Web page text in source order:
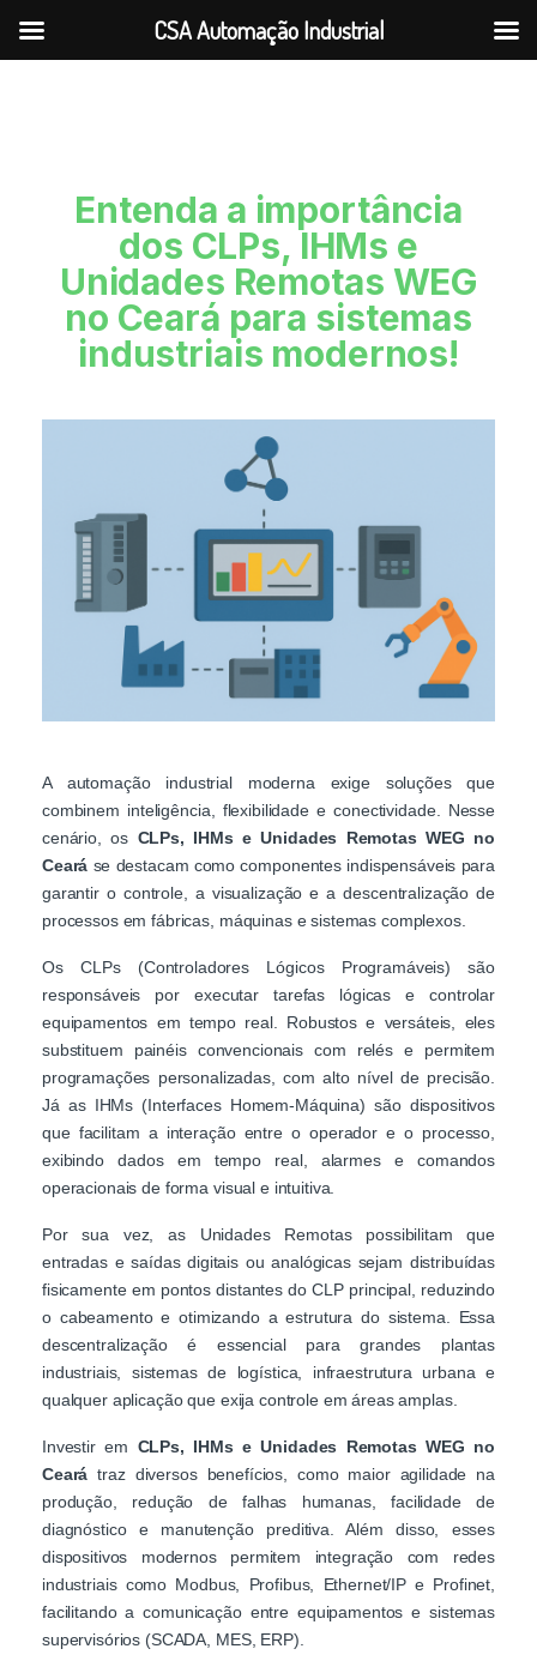
Entenda a importância
dos CLPs, IHMs e
Unidades Remotas WEG
no Ceará para sistemas
industriais modernos!
A automação industrial moderna exige soluções que
combinem inteligência, flexibilidade e conectividade. Nesse
cenário, os CLPs, IHMs e Unidades Remotas WEG no
Ceará se destacam como componentes indispensáveis para
garantir o controle, a visualização e a descentralização de
processos em fábricas, máquinas e sistemas complexos.
Os CLPs (Controladores Lógicos Programáveis) são
responsáveis por executar tarefas lógicas e controlar
equipamentos em tempo real. Robustos e versáteis, eles
substituem painéis convencionais com relés e permitem
programações personalizadas, com alto nível de precisão.
Já as IHMs (Interfaces Homem-Máquina) são dispositivos
que facilitam a interação entre o operador e o processo,
exibindo dados em tempo real, alarmes e comandos
operacionais de forma visual e intuitiva.
Por sua vez, as Unidades Remotas possibilitam que
entradas e saídas digitais ou analógicas sejam distribuídas
fisicamente em pontos distantes do CLP principal, reduzindo
o cabeamento e otimizando a estrutura do sistema. Essa
descentralização é essencial para grandes plantas
industriais, sistemas de logística, infraestrutura urbana e
qualquer aplicação que exija controle em áreas amplas.
Investir em CLPs, IHMs e Unidades Remotas WEG no
Ceará traz diversos benefícios, como maior agilidade na
produção, redução de falhas humanas, facilidade de
diagnóstico e manutenção preditiva. Além disso, esses
dispositivos modernos permitem integração com redes
industriais como Modbus, Profibus, Ethernet/IP e Profinet,
facilitando a comunicação entre equipamentos e sistemas
supervisórios (SCADA, MES, ERP).
CSA Automação Industrial